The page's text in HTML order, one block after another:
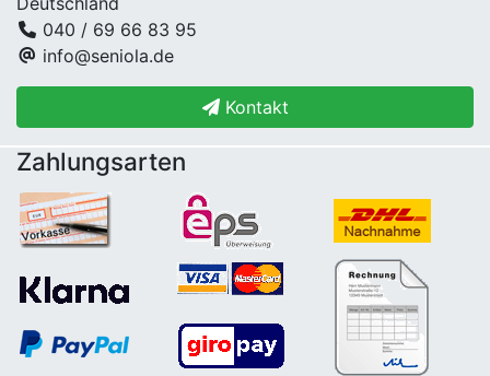
040 / 69 66 83 95
info@seniola.de
Kontakt
Zahlungsarten